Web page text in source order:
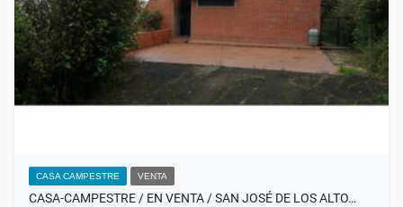
CASA CAMPESTRE VENTA
CASA-CAMPESTRE / EN VENTA / SAN JOSÉ DE LOS ALTO…